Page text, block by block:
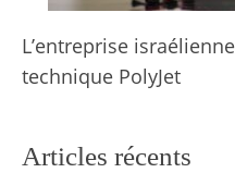
L’entreprise
technique PolyJet
Articles récents